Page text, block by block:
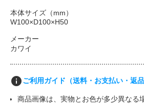
本体サイズ（mm）
W100×D100×H50
メーカー
カワイ
infoご利用ガイド（送料・お支払い・返品
商品画像は、実物とお色が多少異なる